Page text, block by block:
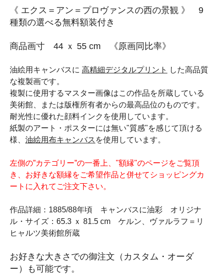
《 エクス＝アン＝プロヴァンスの西の景観 》 9
種類の選べる無料額装付き
商品画寸 44 ｘ 55 cm 《原画同比率》
油絵用キャンバスに 高精細デジタルプリント
した高品質
な複製画です。
複製に使用するマスター画像はこの作品を所蔵している
美術館、または版権所有者からの最高品位のものです。
耐光性に優れた顔料インクを使用しています。
紙製のアート・ポスターには無い"質感"を感じて頂ける
様、 油絵用布キャンバス を使用しています。
左側の”カテゴリー”の一番上、"額縁"のページをご覧頂
き、お好きな額縁をご希望作品と併せてショッピングカ
ートに入れてご注文下さい。
作品詳細：1885/88年頃 キャンバスに油彩 オリジナ
ル・サイズ：65.3 ｘ 81.5 cm ケルン、ヴァルラフ＝リ
ヒャルツ美術館所蔵
お好きな大きさでの御注文（カスタム・オーダ
ー）も可能です。